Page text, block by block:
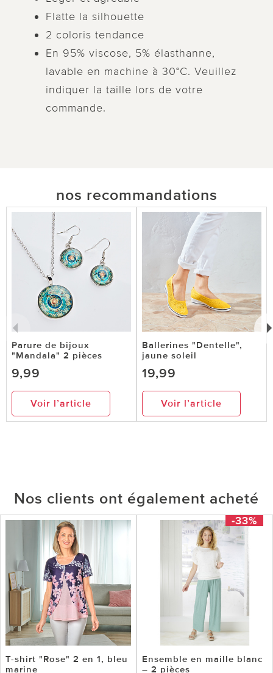
Flatte la silhouette
2 coloris tendance
En 95% viscose, 5% élasthanne,
lavable en machine à 30°C. Veuillez
indiquer la taille lors de votre
commande.
nos recommandations
Parure de bijoux
"Mandala" 2 pièces
9,99
Voir l’article
Ballerines "Dentelle",
jaune soleil
19,99
Voir l’article
Nos clients ont également acheté
T-shirt "Rose" 2 en 1, bleu
marine
-33%
Ensemble en maille blanc
– 2 pièces